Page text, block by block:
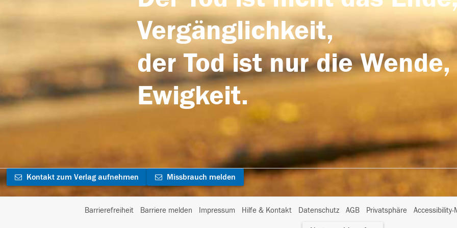
Vergänglichkeit,
der Tod ist nur die
Ewigkeit.
Kontakt zum Verlag aufnehmen Missbrauch melden
Barrierefreiheit Barriere melden Impressum Hilfe & Kontakt Datenschutz AGB Privatsphäre
I